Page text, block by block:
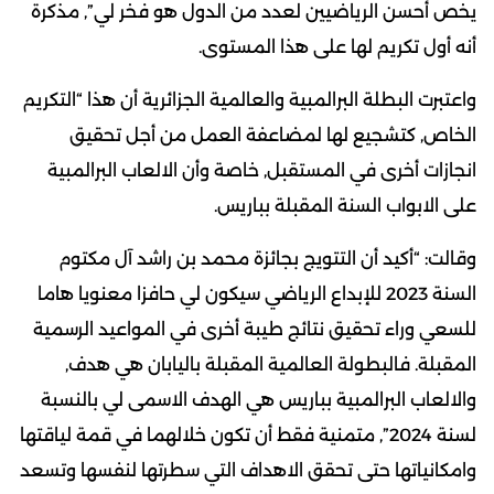
يخص أحسن الرياضيين لعدد من الدول هو فخر لي”, مذكرة
أنه أول تكريم لها على هذا المستوى.
واعتبرت البطلة البرالمبية والعالمية الجزائرية أن هذا “التكريم
الخاص, كتشجيع لها لمضاعفة العمل من أجل تحقيق
انجازات أخرى في المستقبل, خاصة وأن الالعاب البرالمبية
على الابواب السنة المقبلة بباريس.
وقالت: “أكيد أن التتويج بجائزة محمد بن راشد آل مكتوم
السنة 2023 للإبداع الرياضي سيكون لي حافزا معنويا هاما
للسعي وراء تحقيق نتائج طيبة أخرى في المواعيد الرسمية
المقبلة. فالبطولة العالمية المقبلة باليابان هي هدف,
والالعاب البرالمبية بباريس هي الهدف الاسمى لي بالنسبة
لسنة 2024”, متمنية فقط أن تكون خلالهما في قمة لياقتها
وامكانياتها حتى تحقق الاهداف التي سطرتها لنفسها وتسعد